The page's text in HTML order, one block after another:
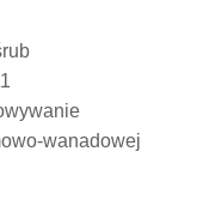
wanadowej